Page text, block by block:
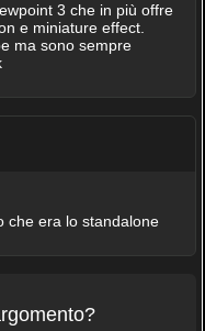
3 che in più offre
e miniature effect.
ma sono sempre
che era lo standalone